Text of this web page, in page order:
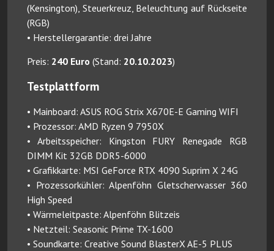
(Kensington), Steuerkreuz, Beleuchtung auf Rückseite
(RGB)
• Herstellergarantie: drei Jahre
Preis: 240 Euro (Stand: 20.10.2023)
Testplattform
• Mainboard: ASUS ROG Strix X670E-E Gaming WIFI
• Prozessor: AMD Ryzen 9 7950X
• Arbeitsspeicher: Kingston FURY Renegade RGB
DIMM Kit 32GB DDR5-6000
• Grafikkarte: MSI GeForce RTX 4090 Suprim X 24G
• Prozessorkühler: Alpenföhn Gletscherwasser 360
High Speed
• Wärmeleitpaste: Alpenföhn Blitzeis
• Netzteil: Seasonic Prime TX-1600
• Soundkarte: Creative Sound BlasterX AE-5 PLUS